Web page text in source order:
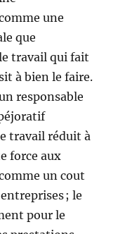
une
que
travail qui fait
à bien le faire.
responsable
travail réduit à
force aux
un cout
; le
pour le